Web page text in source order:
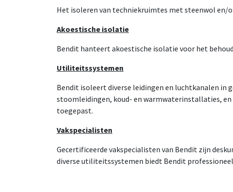
Het isoleren van techniekruimtes met steenwol
Akoestische isolatie
Bendit hanteert akoestische isolatie voor het
Utiliteitssystemen
Bendit isoleert diverse leidingen en luchtkanalen
stoomleidingen, koud- en warmwaterinstallaties,
toegepast.
Vakspecialisten
Gecertificeerde vakspecialisten van Bendit zijn
diverse utiliteitssystemen biedt Bendit